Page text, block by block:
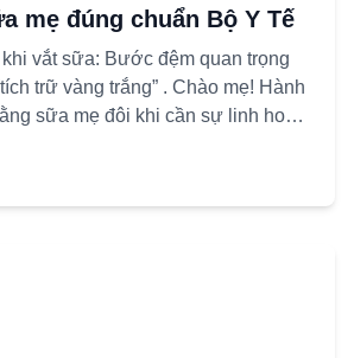
mẹ đúng chuẩn Bộ Y Tế
vắt sữa: Bước đệm quan trọng
trữ vàng trắng” . Chào mẹ! Hành
sữa mẹ đôi khi cần sự linh hoạt.